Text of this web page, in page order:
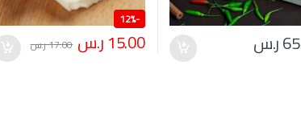
ر.س
-
12%
15.00ر.س 17.00ر.س